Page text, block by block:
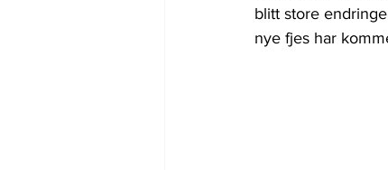
blitt store
nye fjes har